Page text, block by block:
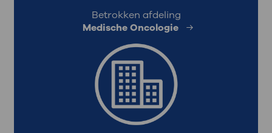
Betrokken afdeling
Medische Oncologie